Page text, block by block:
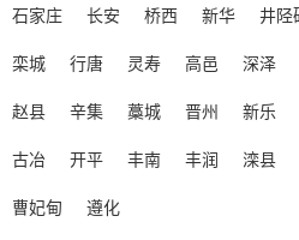
总而言之，采暖系统的
发，分析好热源、管网阻力
> 元氏空气能采暖工作原
石家庄
长安 桥西 新华 井陉
栾城
行唐 灵寿 高邑 深泽
赵县
辛集 藁城 晋州 新乐
古冶
开平 丰南 丰润 滦县
曹妃甸
遵化